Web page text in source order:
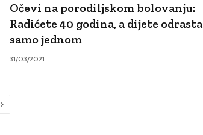
Očevi na porodiljskom bolovanju:
Radićete 40 godina, a dijete odrasta
samo jednom
31/03/2021
Sljedeći